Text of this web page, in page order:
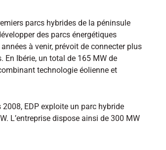
parcs hybrides de la péninsule
des parcs énergétiques
à venir, prévoit de connecter plus
En Ibérie, un total de 165 MW de
technologie éolienne et
EDP exploite un parc hybride
L’entreprise dispose ainsi de 300 MW